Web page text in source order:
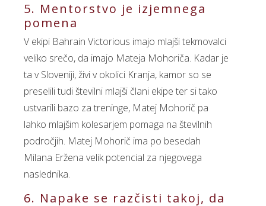
5. Mentorstvo je izjemnega
pomena
V ekipi Bahrain Victorious imajo mlajši tekmovalci
veliko srečo, da imajo Mateja Mohoriča. Kadar je
ta v Sloveniji, živi v okolici Kranja, kamor so se
preselili tudi številni mlajši člani ekipe ter si tako
ustvarili bazo za treninge, Matej Mohorič pa
lahko mlajšim kolesarjem pomaga na številnih
področjih. Matej Mohorič ima po besedah
Milana Eržena velik potencial za njegovega
naslednika.
6. Napake se razčisti takoj, da